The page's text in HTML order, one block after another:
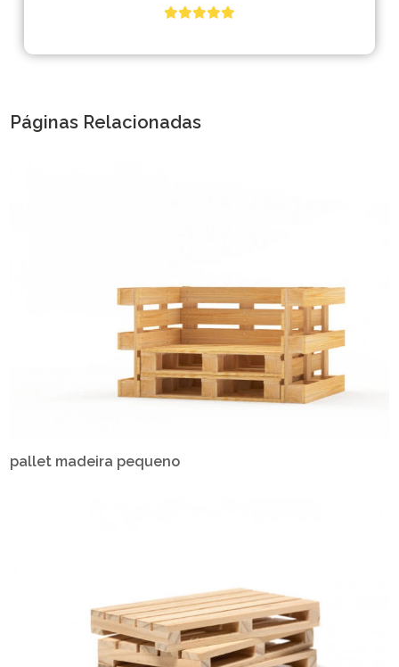
Páginas Relacionadas
pallet madeira pequeno